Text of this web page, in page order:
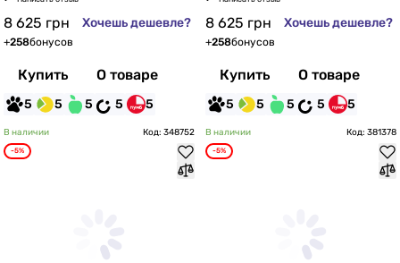
8 625 грн Хочешь дешевле?
+258бонусов
Купить О товаре
5 5 5 5 5
8 625 грн Хочешь дешевле?
+258бонусов
Купить О товаре
5 5 5 5 5
В наличии Код: 348752
-5%
В наличии Код: 381378
-5%